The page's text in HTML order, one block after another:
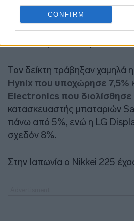
CONFIRM
Ο KOSPI της Νότιας Κορέας
από 4,5%σε μια εβδομάδα
ασταθής για την αγορά με
επιδόσεις στον κόσμο.
Τον δείκτη τράβηξαν χαμηλά
Hynix που υποχώρησε 7,5%
Electronics που διολίσθησε
κατασκευαστής μπαταριών
πάνω από 5%, ενώ η LG
σχεδόν 8%.
Στην Ιαπωνία ο Nikkei 225